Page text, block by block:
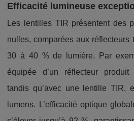
Efficacité lumineuse
Les lentilles TIR présentent des
nulles, comparées aux réflecteurs
30 à 40 % de lumière. Par
équipée d’un réflecteur
tandis qu’avec une lentille TIR,
lumens. L’efficacité optique